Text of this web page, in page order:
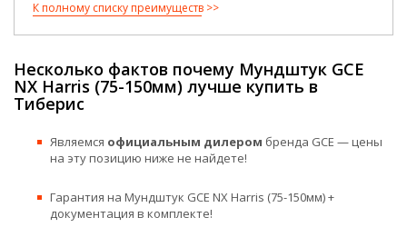
К полному списку преимуществ
Несколько фактов почему Мундштук GCE
NX Harris (75-150мм) лучше купить в
Тиберис
Являемся официальным дилером бренда GCE — цены
на эту позицию ниже не найдете!
Гарантия на Мундштук GCE NX Harris (75-150мм) +
документация в комплекте!